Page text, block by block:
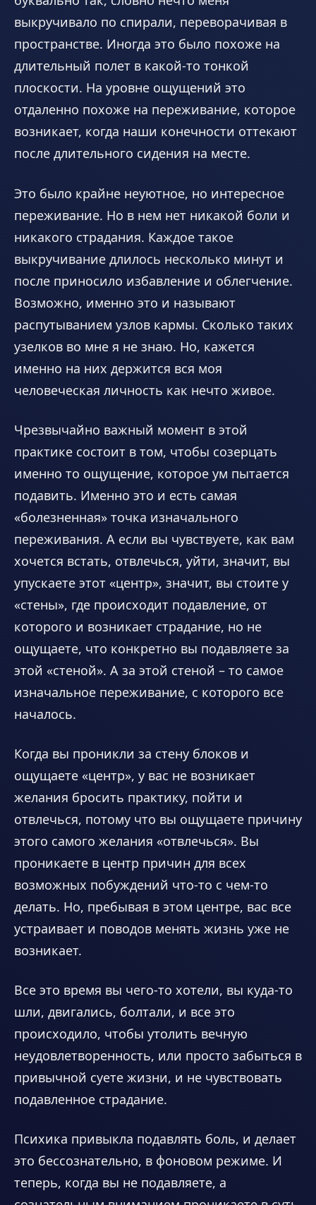
выкручивало по спирали, переворачивая в
пространстве. Иногда это было похоже на
длительный полет в какой-то тонкой
плоскости. На уровне ощущений это
отдаленно похоже на переживание, которое
возникает, когда наши конечности оттекают
после длительного сидения на месте.
Это было крайне неуютное, но интересное
переживание. Но в нем нет никакой боли и
никакого страдания. Каждое такое
выкручивание длилось несколько минут и
после приносило избавление и облегчение.
Возможно, именно это и называют
распутыванием узлов кармы. Сколько таких
узелков во мне я не знаю. Но, кажется
именно на них держится вся моя
человеческая личность как нечто живое.
Чрезвычайно важный момент в этой
практике состоит в том, чтобы созерцать
именно то ощущение, которое ум пытается
подавить. Именно это и есть самая
«болезненная» точка изначального
переживания. А если вы чувствуете, как вам
хочется встать, отвлечься, уйти, значит, вы
упускаете этот «центр», значит, вы стоите у
«стены», где происходит подавление, от
которого и возникает страдание, но не
ощущаете, что конкретно вы подавляете за
этой «стеной». А за этой стеной – то самое
изначальное переживание, с которого все
началось.
Когда вы проникли за стену блоков и
ощущаете «центр», у вас не возникает
желания бросить практику, пойти и
отвлечься, потому что вы ощущаете причину
этого самого желания «отвлечься». Вы
проникаете в центр причин для всех
возможных побуждений что-то с чем-то
делать. Но, пребывая в этом центре, вас все
устраивает и поводов менять жизнь уже не
возникает.
Все это время вы чего-то хотели, вы куда-то
шли, двигались, болтали, и все это
происходило, чтобы утолить вечную
неудовлетворенность, или просто забыться в
привычной суете жизни, и не чувствовать
подавленное страдание.
Психика привыкла подавлять боль, и делает
это бессознательно, в фоновом режиме. И
теперь, когда вы не подавляете, а